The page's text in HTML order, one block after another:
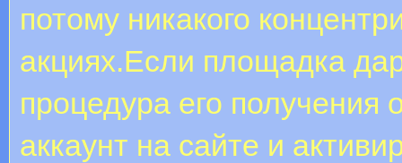
потому никакого
акциях.Если площадка
процедура его
аккаунт на сайте и